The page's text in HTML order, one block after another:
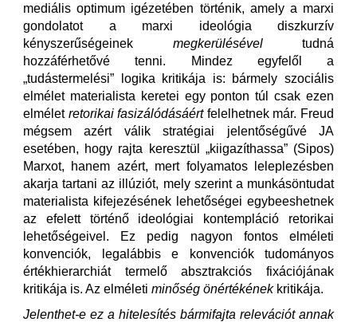
mediális optimum igézetében történik, amely a marxi
gondolatot a marxi ideológia diszkurzív
kényszerűségeinek megkerüléséveltudná
hozzáférhetővé tenni. Mindez egyfelől a
„tudástermelési” logika kritikája is: bármely szociális
elmélet materialista keretei egy ponton túl csak ezen
elmélet retorikai fasizálódásáért felelhetnek már. Freud
mégsem azért válik stratégiai jelentőségűvé JA
esetében, hogy rajta keresztül „kiigazíthassa” (Sipos)
Marxot, hanem azért, mert folyamatos leleplezésben
akarja tartani az illúziót, mely szerint a munkásöntudat
materialista kifejezésének lehetőségei egybeeshetnek
az efelett történő ideológiai kontempláció retorikai
lehetőségeivel. Ez pedig nagyon fontos elméleti
konvenciók, legalábbis e konvenciók tudományos
értékhierarchiát termelő absztrakciós fixációjának
kritikája is. Az elméleti minőség önértékénekkritikája.
Jelenthet-e ez a hitelesítés bármifajta relevációt annak